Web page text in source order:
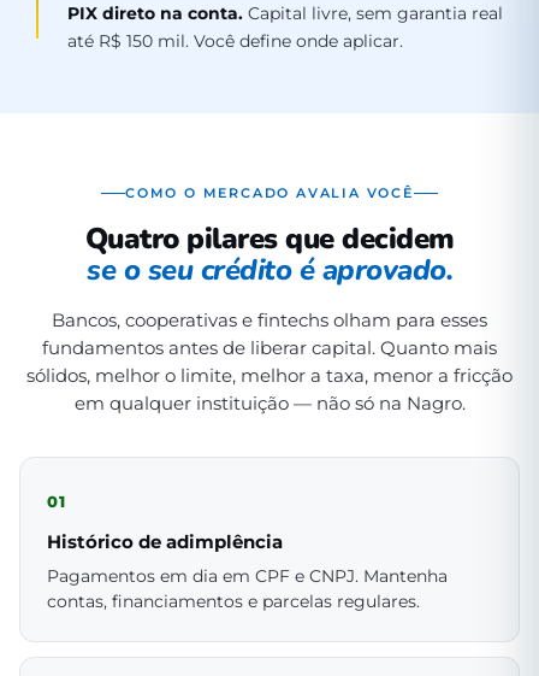
PIX direto na conta. Capital livre, sem garantia real
até R$ 150 mil. Você define onde aplicar.
COMO O MERCADO AVALIA VOCÊ
Quatro pilares que decidem
se o seu crédito é aprovado.
Bancos, cooperativas e fintechs olham para esses
fundamentos antes de liberar capital. Quanto mais
sólidos, melhor o limite, melhor a taxa, menor a fricção
em qualquer instituição — não só na Nagro.
01
Histórico de adimplência
Pagamentos em dia em CPF e CNPJ. Mantenha
contas, financiamentos e parcelas regulares.